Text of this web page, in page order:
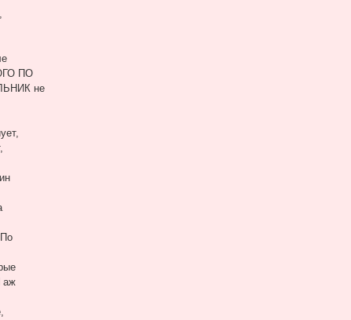
ПО
не
аж